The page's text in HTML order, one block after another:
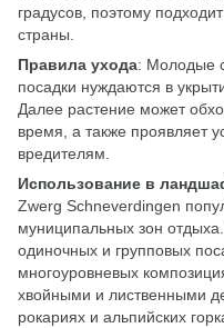
градусов, поэтому
страны.
Правила ухода: Молодые
посадки нуждаются в
Далее растение может
время, а также проявляет
вредителям.
Использование в
Zwerg Schneverdingen
муниципальных зон
одиночных и групповых
многоуровневых
хвойными и лиственными
рокариях и альпийских